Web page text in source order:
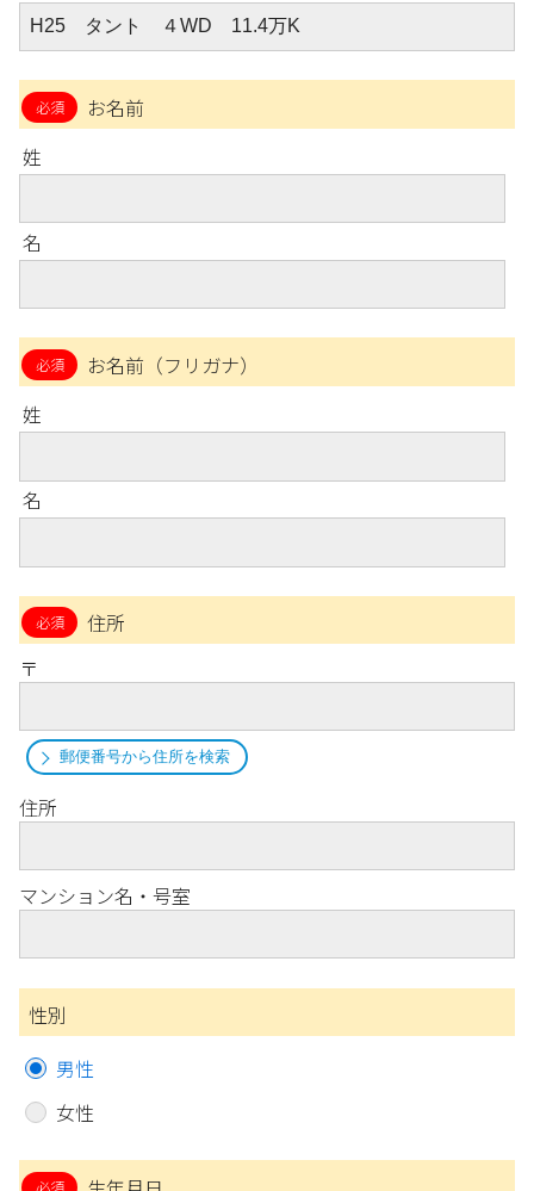
お名前
姓
名
お名前（フリガナ）
姓
名
住所
〒
郵便番号から住所を検索
住所
マンション名・号室
性別
男性
女性